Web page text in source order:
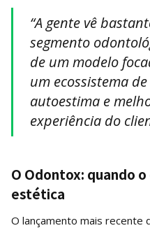
“A gente vê
segmento
de um modelo
um ecossistema
autoestima e
experiência do
O Odontox: quando
estética
O lançamento mais